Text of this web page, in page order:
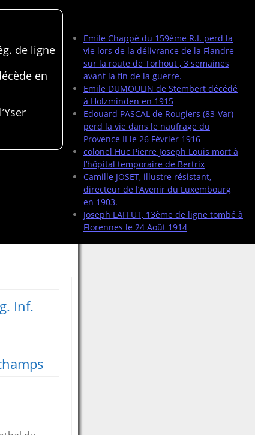
Emile Chappé du 159ème R.I. perd la
vie lors de la délivrance de la Flandre
sur la route de Torhout , 3 semaines
avant la fin de la guerre.
Emile DUMOULIN de Stembert décédé
à Holzminden en 1915
Edouard PASCAL de Rougiers (83-Var)
perd la vie dans le naufrage du
Provence II le 26 Février 1916
colonel Huc Pierre Joseph Louis mort à
l’hôpital temporaire de Bertrix
Camille JOSET, illustre résistant,
directeur de l’Avenir du Luxembourg
en 1903.
Joseph LAFFUT, 13ème de ligne tombé à
Florennes le 24 Août 1914
de ligne
en
Inf.